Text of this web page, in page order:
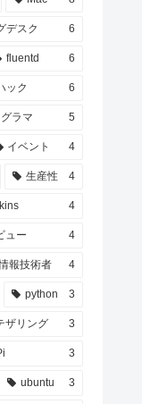
デスク 6
fluentd 6
ック 6
ラマ 5
イベント 4
生産性 4
4
ュー 4
報技術者 4
python 3
ザリング 3
3
ubuntu 3